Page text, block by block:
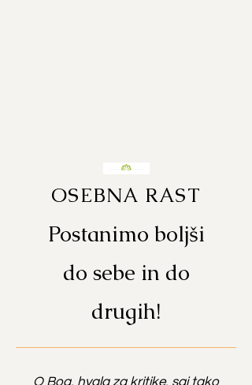
OSEBNA RAST
Postanimo boljši
do sebe in do
drugih!
O Bog, hvala za kritike, saj tako